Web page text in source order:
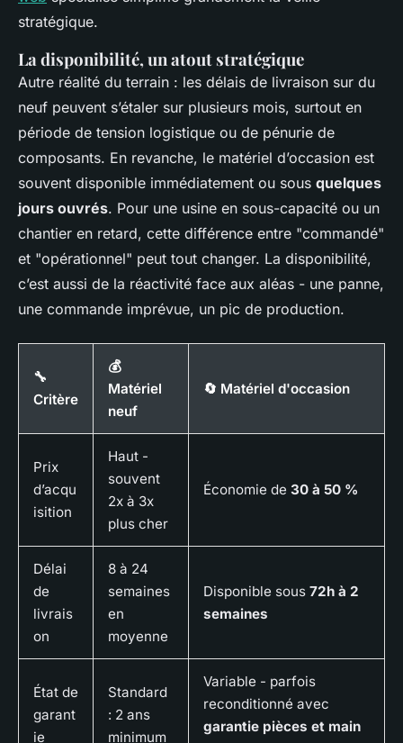
stratégique.
La disponibilité, un atout stratégique
Autre réalité du terrain : les délais de livraison sur du
neuf peuvent s’étaler sur plusieurs mois, surtout en
période de tension logistique ou de pénurie de
composants. En revanche, le matériel d’occasion est
souvent disponible immédiatement ou sous quelques
jours ouvrés. Pour une usine en sous-capacité ou un
chantier en retard, cette différence entre "commandé"
et "opérationnel" peut tout changer. La disponibilité,
c’est aussi de la réactivité face aux aléas - une panne,
une commande imprévue, un pic de production.
🔧
Critère
💰
Matériel
neuf
🔄 Matériel d'occasion
Prix
d’acqu
isition
Haut -
souvent
2x à 3x
plus cher
Économie de 30 à 50 %
Délai
de
livrais
on
8 à 24
semaines
en
moyenne
Disponible sous 72h à 2
semaines
État de
garant
ie
Standard
: 2 ans
minimum
Variable - parfois
reconditionné avec
garantie pièces et main